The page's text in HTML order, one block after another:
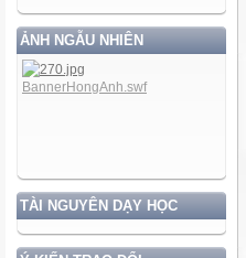
ẢNH NGẪU NHIÊN
TÀI NGUYÊN DẠY HỌC